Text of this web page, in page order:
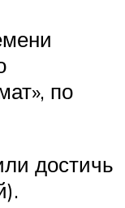
по
достичь